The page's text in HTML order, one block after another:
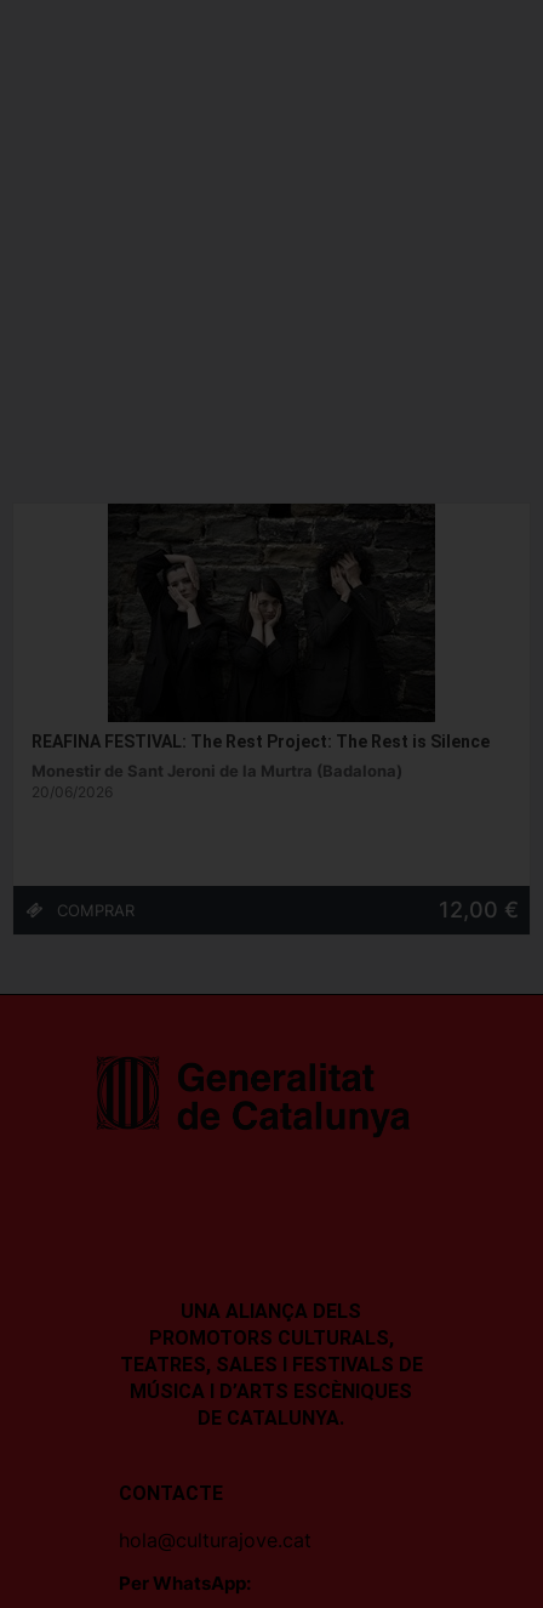
REAFINA FESTIVAL: The Rest Project: The Rest is Silence
Monestir de Sant Jeroni de la Murtra (Badalona)
20/06/2026
12,00 €
UNA ALIANÇA DELS
PROMOTORS CULTURALS,
TEATRES, SALES I
FESTIVALS DE
MÚSICA I D’ARTS ESCÈNIQUES
DE CATALUNYA.
CONTACTE
hola@culturajove.cat
Per WhatsApp: